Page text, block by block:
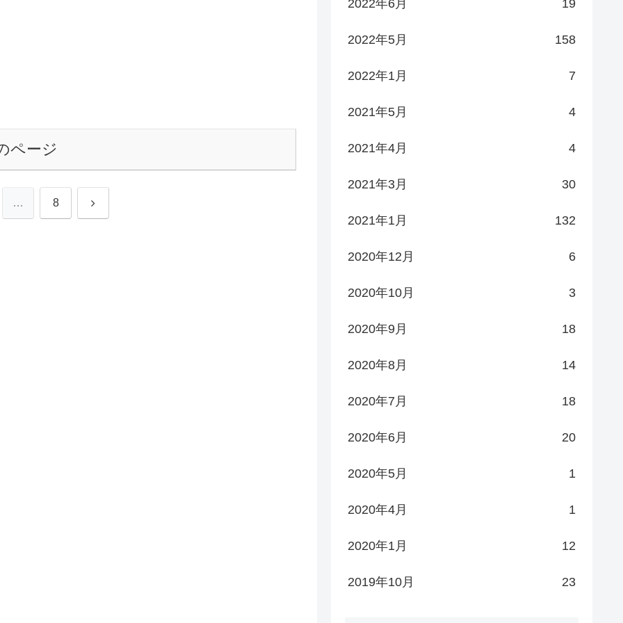
ページ
… 8 次
2022年6月 19
2022年5月 158
2022年1月 7
2021年5月 4
2021年4月 4
2021年3月 30
2021年1月 132
2020年12月 6
2020年10月 3
2020年9月 18
2020年8月 14
2020年7月 18
2020年6月 20
2020年5月 1
2020年4月 1
2020年1月 12
2019年10月 23